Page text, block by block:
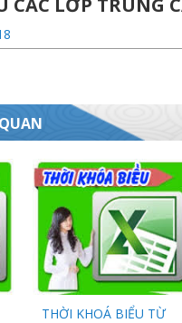
CÁC LỚP TRUNG
THỜI KHOÁ BIỂU TỪ